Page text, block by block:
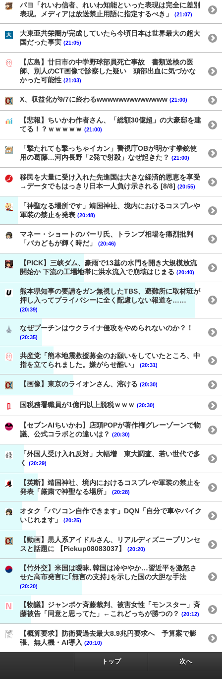
パヨ「れいわ信者、れいわ知能といった表現は完全に差別
表現。メディアは放送禁止用語に指定するべき」
(21:07)
大東亜共栄圏が完成していたら今頃日本は世界最大の超大
国だった事実 (21:05)
【広島】廿日市の中学野球部員死亡事故 書類送検の医
師、別人のCT画像で診察した疑い 頭部出血に気づかな
かった可能性 (21:03)
X、収益化が9/7に終わるwwwwwwwwwwwww (21:00)
【悲報】ちいかわ作者さん、「総額30億超」の大豪邸を建
てる！？ｗｗｗｗｗ (21:00)
「撃たれても撃っちゃイカン」警視庁OBが明かす拳銃使
用の葛藤…河内長野「2発で射殺」なぜ起きた？ (21:00)
移民を大量に受け入れた先進国は大きな経済的恩恵を享受
→データでもはっきり日本一人負け示される [8/8] (20:55)
「神聖なる場所です」靖国神社、境内におけるコスプレや
軍装の禁止を発表 (20:48)
マネー・ショートのバーリ氏、トランプ相場を痛烈批判
「バカどもが輝く時だ」
(20:46)
【PICK】三峡ダム、豪雨で13基の水門を開き大規模放流
開始か 下流の工場地帯に洪水流入で崩壊はじまる (20:40)
熊本県知事の要請をガン無視したTBS、避難所に取材班が
押し入ってプライバシーに全く配慮しない報道を……
(20:39)
なぜプーチンはウクライナ侵攻をやめられないのか？！
(20:35)
共産党「熊本地震救援募金のお願いをしていたところ、中
指を立てられました。嫌がらせ酷い」
(20:31)
【画像】東京のライオンさん、溶ける (20:30)
国税務署職員が1億円以上脱税ｗｗｗ (20:30)
【セブンAIちいかわ】店頭POPが著作権グレーゾーンで物
議、公式コラボとの違いは？ (20:30)
「外国人受け入れ反対」大幅増 東大調査、若い世代で多
く
(20:29)
【英断】靖国神社、境内におけるコスプレや軍装の禁止を
発表「厳粛で神聖なる場所」
(20:28)
オタク「パソコン自作できます」DQN「自分で車やバイク
いじれます」
(20:25)
【動画】黒人系アイドルさん、リアルディズニープリンセ
スと話題に 【Pickup08083037】
(20:20)
【竹外交】米国は曖昧､韓国は冷ややか…習近平を激怒さ
せた高市発言に｢無言の支持｣を示した国の大胆な手法
(20:20)
【物議】ジャンポケ斉藤裁判、被害女性「モンスター」斉
藤被告「同意と思ってた」←これどっちが勝つの？ (20:12)
【概算要求】防衛費過去最大8.9兆円要求へ 予算案で膨
張、無人機・AI導入 (20:10)
トップ 次へ